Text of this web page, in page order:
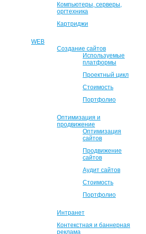
Компьютеры, серверы,
оргтехника
Картриджи
WEB
Создание сайтов
Используемые
платформы
Проектный цикл
Стоимость
Портфолио
Оптимизация и
продвижение
Оптимизация
сайтов
Продвижение
сайтов
Аудит сайтов
Стоимость
Портфолио
Интранет
Контекстная и баннерная
реклама